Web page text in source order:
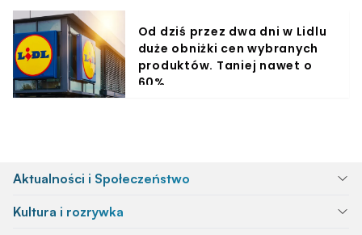
Od dziś przez dwa dni w Lidlu
duże obniżki cen wybranych
produktów. Taniej nawet o
60%
Aktualności i Społeczeństwo
Kultura i rozrywka